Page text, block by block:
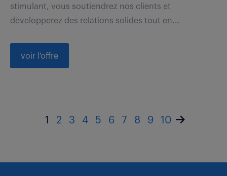
stimulant, vous soutiendrez nos clients et
développerez des relations solides tout en...
voir l'offre
1 2 3 4 5 6 7 8 9 10